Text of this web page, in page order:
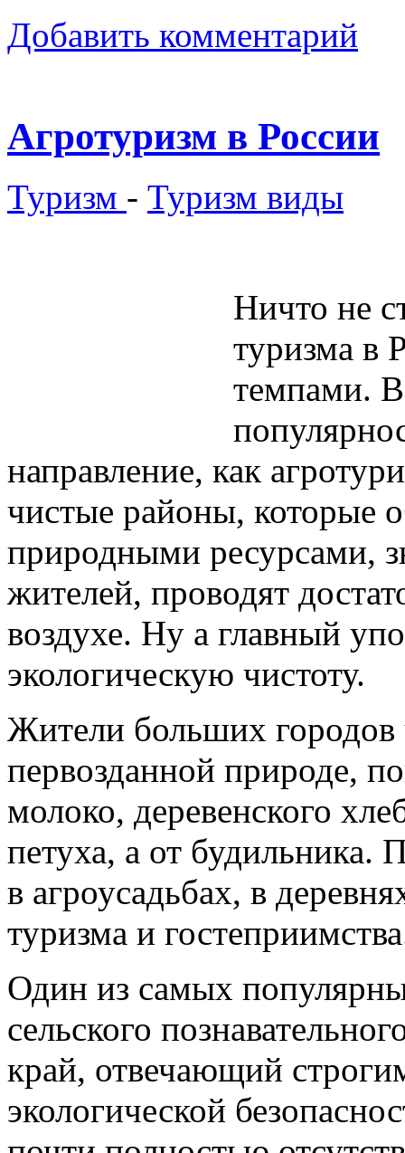
Добавить комментарий
Агротуризм в России
Туризм - Туризм виды
Ничто не
туризма в
темпами.
направление, как
чистые районы, которые
природными ресурсами,
жителей, проводят
воздухе. Ну а главный
экологическую чистоту.
Жители больших городов
первозданной природе,
молоко, деревенского
петуха, а от будильника.
в агроусадьбах, в
туризма и
Один из самых
сельского
край, отвечающий
экологической